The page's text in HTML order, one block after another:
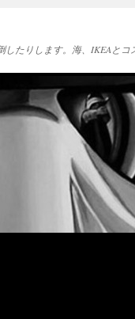
たりします。海、IKEAとコ